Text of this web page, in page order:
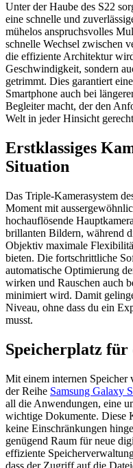
Unter der Haube des S22
eine schnelle und
mühelos anspruchsvolles
schnelle Wechsel zwischen
die effiziente Architektur
Geschwindigkeit, sondern
getrimmt. Dies garantiert
Smartphone auch bei
Begleiter macht, der den
Welt in jeder Hinsicht
Erstklassiges
Situation
Das Triple-Kamerasystem
Moment mit
hochauflösende
brillanten Bildern, während
Objektiv maximale
bieten. Die fortschrittliche
automatische Optimierung
wirken und Rauschen auch
minimiert wird. Damit
Niveau, ohne dass du ein
musst.
Speicherplatz
Mit einem internen Speicher
der Reihe Samsung Galaxy
all die Anwendungen, eine
wichtige Dokumente. Diese
keine Einschränkungen
genügend Raum für neue
effiziente
dass der Zugriff auf die